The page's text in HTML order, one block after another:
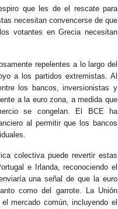
que les de el rescate para
necesitan convencerse de que
votantes en Grecia necesitan
repelentes a lo largo del
a los partidos extremistas. Al
los bancos, inversionistas y
a la euro zona, a medida que
se congelan. El BCE ha
al permitir que los bancos
colectiva puede revertir estas
e Irlanda, reconociendo el
una señal de que la euro
como del garrote. La Unión
mercado común, incluyendo el